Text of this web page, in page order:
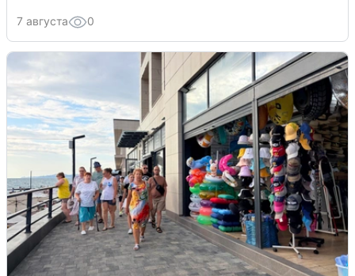
7 августа 0